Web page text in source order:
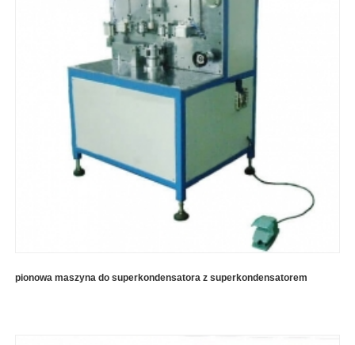
pionowa maszyna do superkondensatora z superkondensatorem